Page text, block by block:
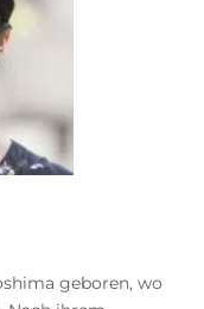
geboren, wo